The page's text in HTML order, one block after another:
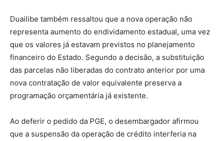
Duailibe também ressaltou que a nova operação não
representa aumento do endividamento estadual, uma vez
que os valores já estavam previstos no planejamento
financeiro do Estado. Segundo a decisão, a substituição
das parcelas não liberadas do contrato anterior por uma
nova contratação de valor equivalente preserva a
programação orçamentária já existente.
Ao deferir o pedido da PGE, o desembargador afirmou
que a suspensão da operação de crédito interferia na